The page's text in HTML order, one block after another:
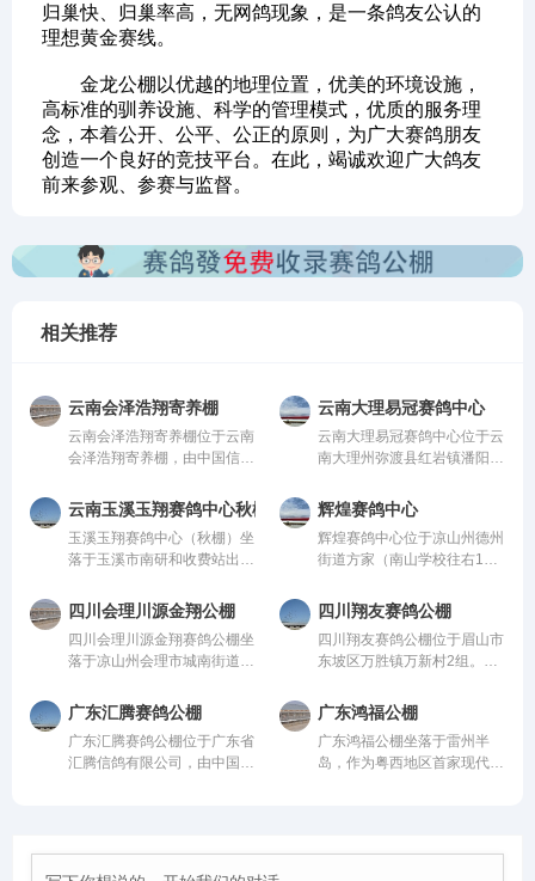
归巢快、归巢率高，无网鸽现象，是一条鸽友公认的
理想黄金赛线。
金龙公棚以优越的地理位置，优美的环境设施，
高标准的驯养设施、科学的管理模式，优质的服务理
念，本着公开、公平、公正的原则，为广大赛鸽朋友
创造一个良好的竞技平台。在此，竭诚欢迎广大鸽友
前来参观、参赛与监督。
相关推荐
云南会泽浩翔寄养棚
云南会泽浩翔寄养棚位于云南
会泽浩翔寄养棚，由中国信鸽
内先进、科学合理的设计方案
进行建设，采用一体化钢架结
构，公棚长200米，宽28米，
高15米，可容纳20000多羽赛
均达到业内领先水平，为广大
鸽友创造一个心神向往的赛鸽
净地。
云南大理易冠赛鸽中心
云南大理易冠赛鸽中心位于云
南大理州弥渡县红岩镇潘阳
公棚以国际、国内先进、科学
合理的设计方案进行建设，采
用一体化钢架结构，公棚长
200米，宽28米，高15米，可
设施到饲养团队，均达到业内
领先水平，为广大鸽友创造一
个心神向往的赛鸽净地。
云南玉溪玉翔赛鸽中心秋棚
玉溪玉翔赛鸽中心（秋棚）坐
落于玉溪市南研和收费站出口
内，总占地面积36000平方，
鸽棚总长168米，高19.8米，
宽26米；晒棚宽6米，赛鸽用
餐区宽8米，赛鸽休息区39
纳赛鸽24000羽，园区规模位
列云南省前列。
辉煌赛鸽中心
辉煌赛鸽中心位于凉山州德州
街道方家（南山学校往右1公
管。该公棚以国际、国内先
进、科学合理的设计方案进行
建设，采用一体化钢架结构，
公棚长200米，宽28米，高15
从配件设施到饲养团队，均达
到业内领先水平，为广大鸽友
创造一个心神向往的赛鸽净
地。
四川会理川源金翔公棚
四川会理川源金翔赛鸽公棚坐
落于凉山州会理市城南街道五
然氧吧，距城区仅4公里，
108国道直达，交通便捷。公
棚周边无高压线遮挡，视野开
阔、生态优越，是赛鸽饲养、
四川翔友赛鸽公棚
四川翔友赛鸽公棚位于眉山市
东坡区万胜镇万新村2组。气
竞技核心区域。交通便捷通
达，周边无高大建筑与污染
源，空气洁净、地势平缓，得
天独厚的自然环境为赛鸽生
专业公棚。公棚总占地12000
广东汇腾赛鸽公棚
广东汇腾赛鸽公棚位于广东省
汇腾信鸽有限公司，由中国信
广东鸿福公棚
广东鸿福公棚坐落于雷州半
岛，作为粤西地区首家现代化